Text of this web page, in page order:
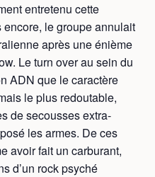
entretenu cette
le groupe annulait
après une énième
Le turn over au sein du
ADN que le caractère
le plus redoutable,
de secousses extra-
les armes. De ces
avoir fait un carburant,
d’un rock psyché